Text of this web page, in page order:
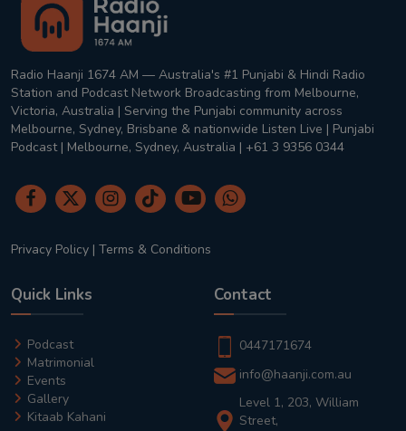
Radio Haanji 1674 AM — Australia's #1 Punjabi & Hindi Radio
Station and Podcast Network Broadcasting from Melbourne,
Victoria, Australia | Serving the Punjabi community across
Melbourne, Sydney, Brisbane & nationwide Listen Live | Punjabi
Podcast | Melbourne, Sydney, Australia | +61 3 9356 0344
Privacy Policy | Terms & Conditions
Quick Links
Podcast
Matrimonial
Events
Gallery
Kitaab Kahani
Contact
0447171674
info@haanji.com.au
Level 1, 203, William
Street,